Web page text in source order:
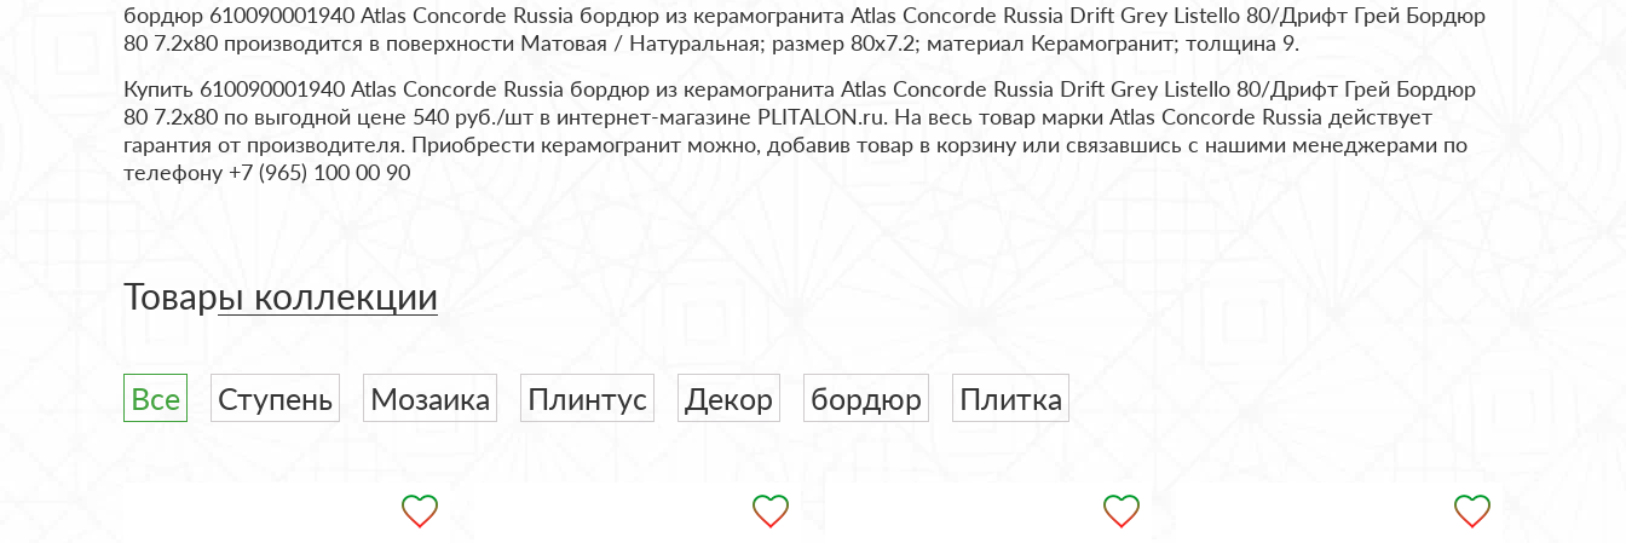
бордюр 610090001940 Atlas Concorde Russia бордюр из керамогранита Atlas Concorde Russia Drift Grey Listello 80/Дрифт Грей Бордюр
80 7.2x80 производится в поверхности Матовая / Натуральная; размер 80x7.2; материал Керамогранит; толщина 9.
Купить 610090001940 Atlas Concorde Russia бордюр из керамогранита Atlas Concorde Russia Drift Grey Listello 80/Дрифт Грей Бордюр
80 7.2x80 по выгодной цене 540 руб./шт в интернет-магазине PLITALON.ru. На весь товар марки Atlas Concorde Russia действует
гарантия от производителя. Приобрести керамогранит можно, добавив товар в корзину или связавшись с нашими менеджерами по
телефону +7 (965) 100 00 90
Товары коллекции
Все Ступень Мозаика Плинтус Декор бордюр Плитка